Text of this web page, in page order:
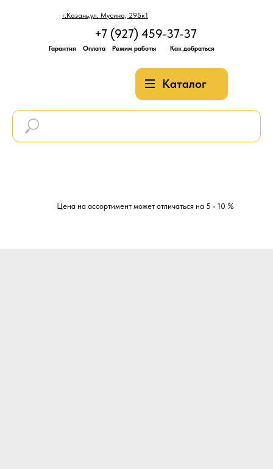
г.Казань,ул. Мусина, 29Бк1
Каталог
+7 (927) 459-37-37
Гарантия Оплата Режим работы Как добраться
Цена на ассортимент может отличаться на 5 - 10 %